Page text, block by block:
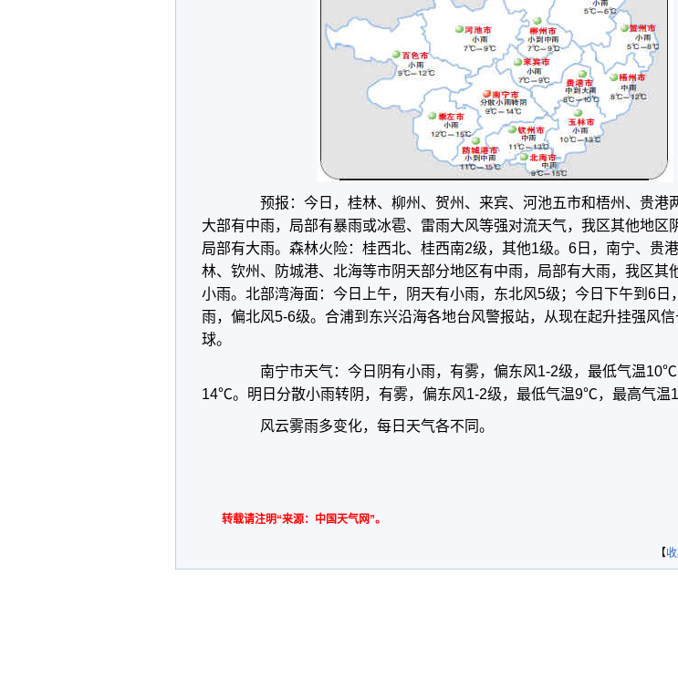
预报：今日，桂林、柳州、贺州、来宾、河池五市和梧州、贵港
大部有中雨，局部有暴雨或冰雹、雷雨大风等强对流天气，我区其他地区
局部有大雨。森林火险：桂西北、桂西南2级，其他1级。6日，南宁、贵
林、钦州、防城港、北海等市阴天部分地区有中雨，局部有大雨，我区其
小雨。北部湾海面：今日上午，阴天有小雨，东北风5级；今日下午到6日
雨，偏北风5-6级。合浦到东兴沿海各地台风警报站，从现在起升挂强风
球。
南宁市天气：今日阴有小雨，有雾，偏东风1-2级，最低气温10℃
14℃。明日分散小雨转阴，有雾，偏东风1-2级，最低气温9℃，最高气温
风云雾雨多变化，每日天气各不同。
转载请注明“来源：中国天气网”。
【